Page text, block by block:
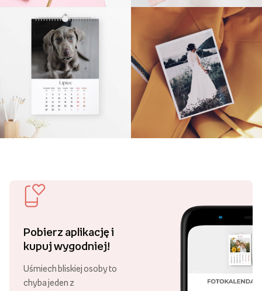
Pobierz aplikację i
kupuj wygodniej!
Uśmiech bliskiej osoby to
chyba jeden z